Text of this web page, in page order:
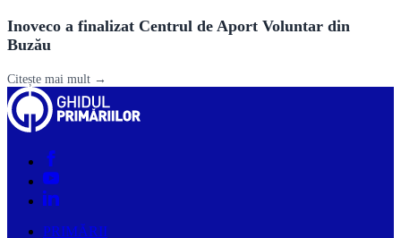
Inoveco a finalizat Centrul de Aport Voluntar din
Buzău
Citește mai mult →
PRIMĂRII